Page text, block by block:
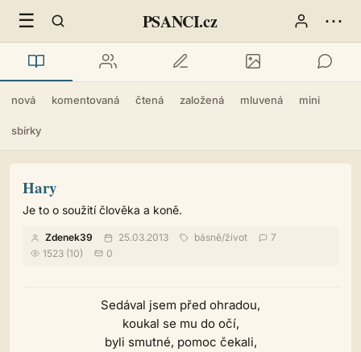
☰ PSANCI.cz ⋯
nová komentovaná čtená založená mluvená mini
sbírky
Hary
Je to o soužití člověka a koně.
Zdenek39 25.03.2013 básně/život
7
1523 (10)
0
Sedával jsem před ohradou,
koukal se mu do očí,
byli smutné, pomoc čekali,